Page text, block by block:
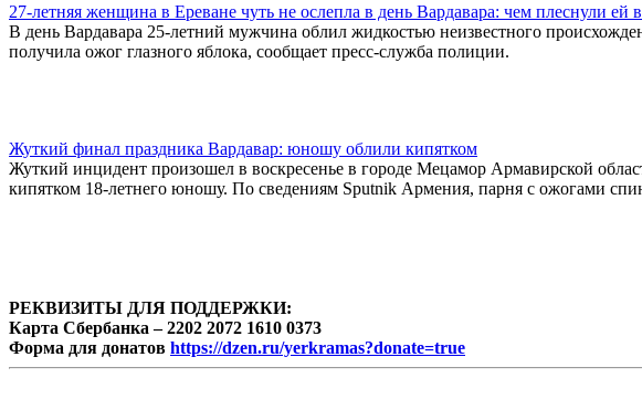
27-летняя женщина в Ереване чуть не ослепла в день Вардавара: чем плеснули ей
В день Вардавара 25-летний мужчина облил жидкостью неизвестного
получила ожог глазного яблока, сообщает пресс-служба полиции.
Жуткий финал праздника Вардавар: юношу облили кипятком
Жуткий инцидент произошел в воскресенье в городе Мецамор Армавирской
кипятком 18-летнего юношу. По сведениям Sputnik Армения, парня с ожогами
РЕКВИЗИТЫ ДЛЯ ПОДДЕРЖКИ:
Карта Сбербанка – 2202 2072 1610 0373
Форма для донатов https://dzen.ru/yerkramas?donate=true